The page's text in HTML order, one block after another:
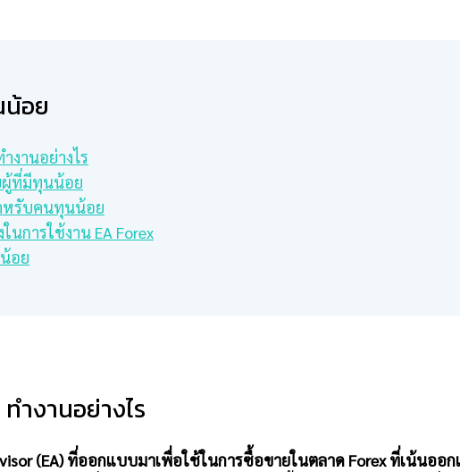
อย
งานอย่างไร
ผู้ที่มีทุนน้อย
หรับคนทุนน้อย
นการใช้งาน EA Forex
อย
ำงานอย่างไร
(EA) ที่ออกแบบมาเพื่อใช้ในการซื้อขายในตลาด Forex ที่เน้น